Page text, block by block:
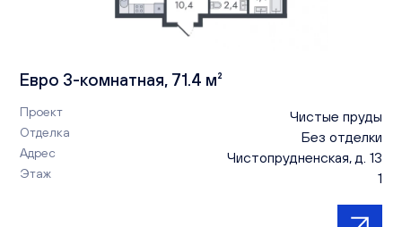
Евро 3-комнатная, 71.4 м²
Проект Чистые пруды
Отделка Без отделки
Адрес Чистопрудненская, д. 13
Этаж 1